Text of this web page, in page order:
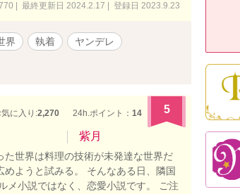
| 最終更新日 2024.2.17 | 登録日 2023.9.23
界 執着
ヤンデレ
気に入り:2,270 24h.ポイント： 14 5
紫月
世界は料理の技術が未発達な世界だ
ようと試みる。 そんなある日、隣国
小説ではなく、恋愛小説です。 ご注